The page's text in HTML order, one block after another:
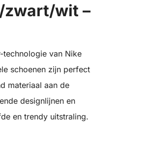
zwart/wit –
technologie van Nike
schoenen zijn perfect
materiaal aan de
designlijnen en
en trendy uitstraling.